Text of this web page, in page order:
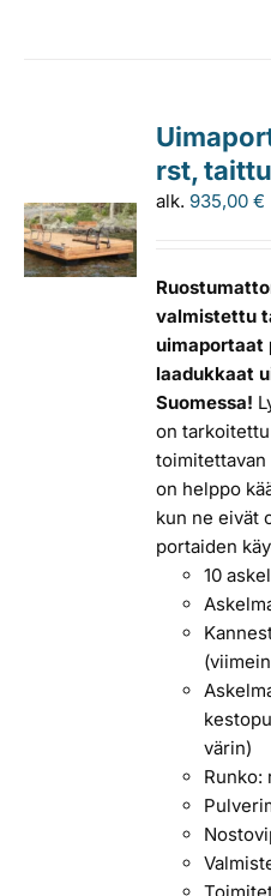
rst,
alk. 935,00€
valmistettu
uimaportaat
laadukkaat
Suomessa!
on
on helppo
kun ne eivät
portaiden
10
värin)
Runko: